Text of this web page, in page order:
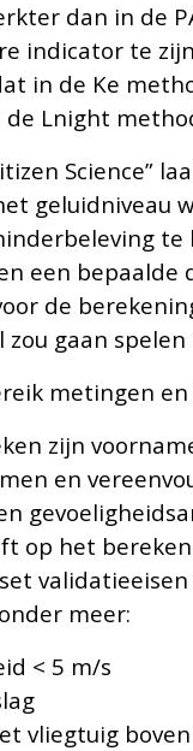
dan in de
indicator te
in de Ke
Lnight
Science”
geluidniveau
een
de
gaan
metingen
zijn
en
op het
meer:
< 5 m/s
vliegtuig